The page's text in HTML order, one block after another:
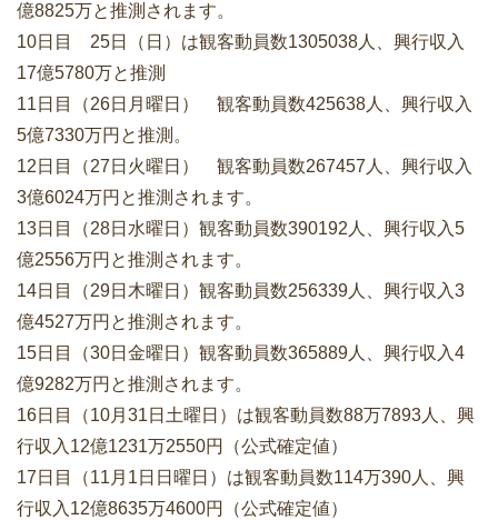
億8825万と推測されます。
10日目 25日（日）は観客動員数1305038人、興行収入
17億5780万と推測
11日目（26日月曜日） 観客動員数425638人、興行収入
5億7330万円と推測。
12日目（27日火曜日） 観客動員数267457人、興行収入
3億6024万円と推測されます。
13日目（28日水曜日）観客動員数390192人、興行収入5
億2556万円と推測されます。
14日目（29日木曜日）観客動員数256339人、興行収入3
億4527万円と推測されます。
15日目（30日金曜日）観客動員数365889人、興行収入4
億9282万円と推測されます。
16日目（10月31日土曜日）は観客動員数88万7893人、興
行収入12億1231万2550円（公式確定値）
17日目（11月1日日曜日）は観客動員数114万390人、興
行収入12億8635万4600円（公式確定値）